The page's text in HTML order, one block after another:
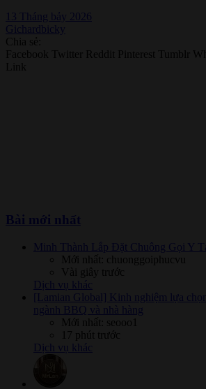
13 Tháng bảy 2026
Gichardbicky
Chia sẻ:
Facebook Twitter Reddit Pinterest Tumblr
Link
Bài mới nhất
Minh Thành Lắp Đặt Chuông Gọi Y
Mới nhất: chuonggoiphucvu
Vài giây trước
Dịch vụ khác
[Lamian Global] Kinh nghiệm lựa
ngành BBQ và nhà hàng
Mới nhất: seooo1
17 phút trước
Dịch vụ khác